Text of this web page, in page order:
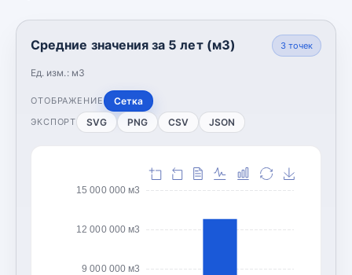
Средние значения за 5 лет (м3)
Ед. изм.: м3
3точек
ОТОБРАЖЕНИЕ Сетка
ЭКСПОРТ SVG PNG CSV JSON
9 000 000 м3
12 000 000 м3
15 000 000 м3